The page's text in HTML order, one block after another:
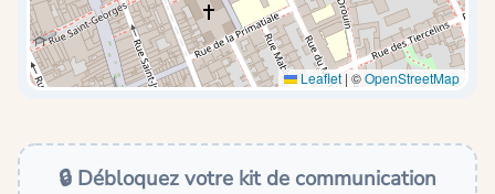
Leaflet | ©OpenStreetMap
🔒 Débloquez votre kit de communication